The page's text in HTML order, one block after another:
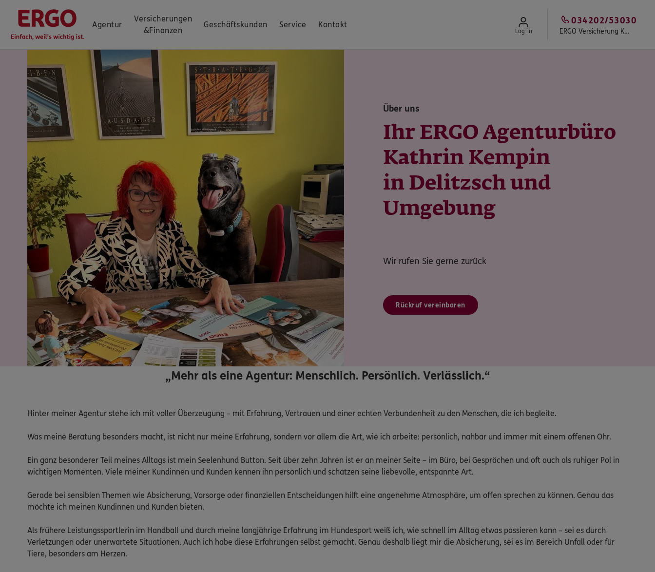
Agentur
Versicherungen
&Finanzen
Geschäftskunden Service Kontakt
Log-in ERGO Versicherung Kathrin Kempin Delitzsch
034202/53030
Über uns
Ihr ERGO Agenturbüro
Kathrin Kempin
in Delitzsch und
Umgebung
Wir rufen Sie gerne zurück
Rückruf vereinbaren
„Mehr als eine Agentur: Menschlich. Persönlich. Verlässlich.“
Hinter meiner Agentur stehe ich mit voller Überzeugung – mit Erfahrung, Vertrauen und einer echten Verbundenheit zu den Menschen, die ich begleite.
Was meine Beratung besonders macht, ist nicht nur meine Erfahrung, sondern vor allem die Art, wie ich arbeite: persönlich, nahbar und immer mit einem offenen Ohr.
Ein ganz besonderer Teil meines Alltags ist mein Seelenhund Button. Seit über zehn Jahren ist er an meiner Seite – im Büro, bei Gesprächen und oft auch als ruhiger Pol in
wichtigen Momenten. Viele meiner Kundinnen und Kunden kennen ihn persönlich und schätzen seine liebevolle, entspannte Art.
Gerade bei sensiblen Themen wie Absicherung, Vorsorge oder finanziellen Entscheidungen hilft eine angenehme Atmosphäre, um offen sprechen zu können. Genau das
möchte ich meinen Kundinnen und Kunden bieten.
Als frühere Leistungssportlerin im Handball und durch meine langjährige Erfahrung im Hundesport weiß ich, wie schnell im Alltag etwas passieren kann – sei es durch
Verletzungen oder unerwartete Situationen. Auch ich habe diese Erfahrungen selbst gemacht. Genau deshalb liegt mir die Absicherung, sei es im Bereich Unfall oder für
Tiere, besonders am Herzen.